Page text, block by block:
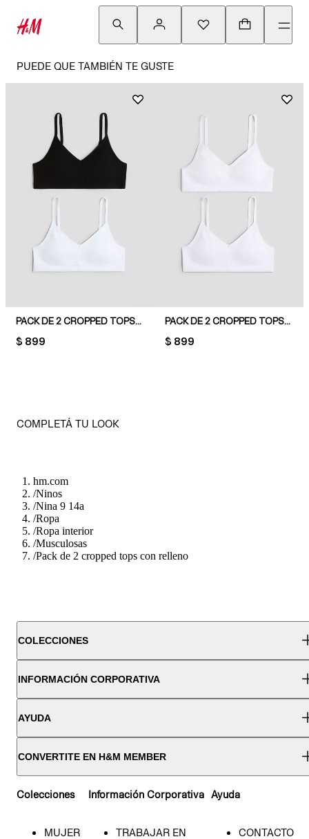
PUEDE QUE TAMBIÉN TE GUSTE
PACK DE 2 CROPPED TOPS CON RELLENO
PRICE:
$ 899
PACK DE 2 CROPPED TOPS CON RELLENO
PRICE:
$ 899
COMPLETÁ TU LOOK
hm.com
/Ninos
/Nina 9 14a
/Ropa
/Ropa interior
/Musculosas
/Pack de 2 cropped tops con relleno
COLECCIONES
INFORMACIÓN CORPORATIVA
AYUDA
CONVERTITE EN H&M MEMBER
Colecciones
MUJER
Información Corporativa
TRABAJAR EN
Ayuda
CONTACTO